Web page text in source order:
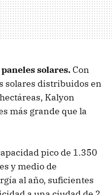
solares. Con
solares distribuidos en
Kalyon
más grande que la
pico de 1.350
y medio de
al año, suficientes